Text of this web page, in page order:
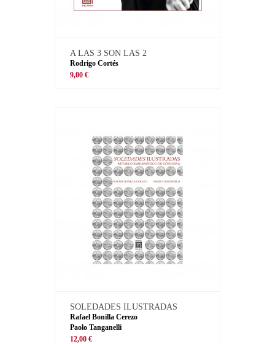
A LAS 3 SON LAS 2
Rodrigo Cortés
9,00 €
SOLEDADES ILUSTRADAS
Rafael Bonilla Cerezo
Paolo Tanganelli
12,00 €